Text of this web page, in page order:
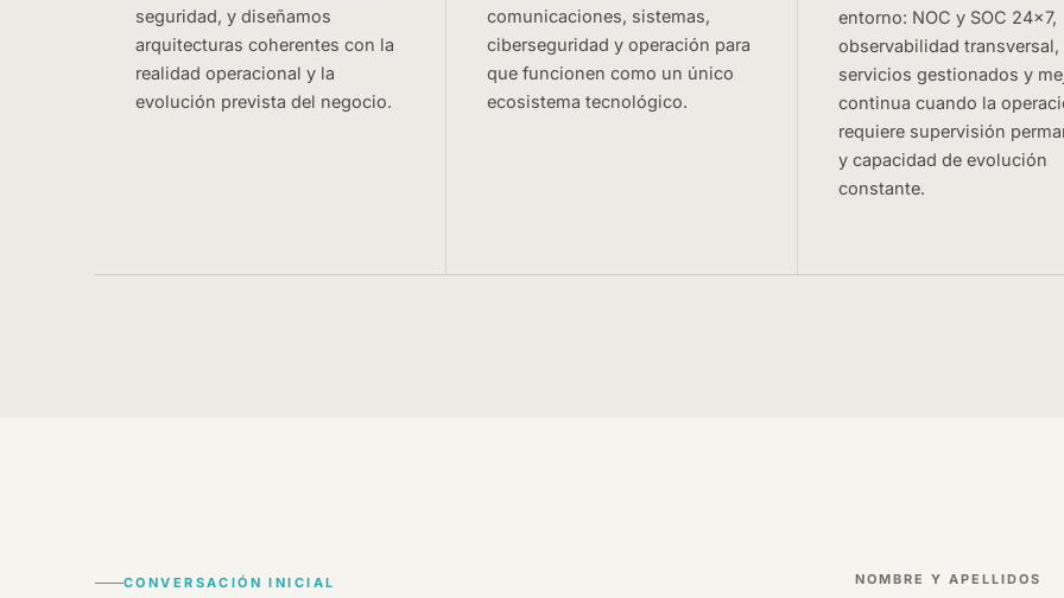
seguridad, y diseñamos
arquitecturas coherentes con la
realidad operacional y la
evolución prevista del negocio.
comunicaciones, sistemas,
ciberseguridad y operación para
que funcionen como un único
ecosistema tecnológico.
entorno: NOC y SOC 24×7,
observabilidad transversal,
servicios gestionados y
continua cuando la
requiere supervisión
y capacidad de evolución
constante.
CONVERSACIÓN INICIAL NOMBRE Y APELLIDOS